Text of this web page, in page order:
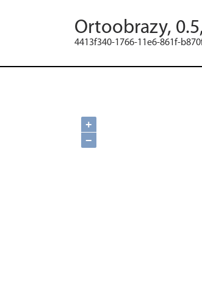
Ortoobrazy,
4413f340-1766-11e6-861f-
+
−